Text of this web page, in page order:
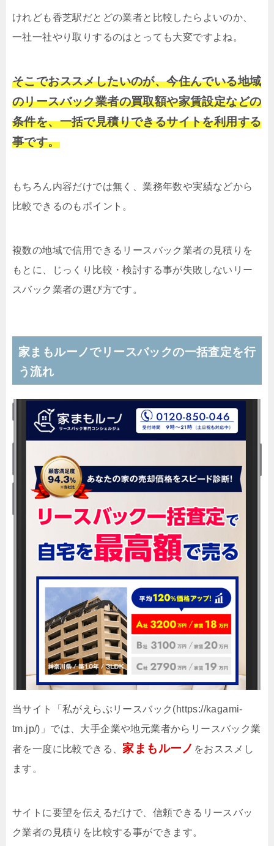
けれども香芝駅だとどの業者と比較したらよいのか、
一社一社やり取りするのはとっても大変ですよね。
そこでおススメしたいのが、今住んでいる地域
のリースバック業者の買取額や家賃設定などの
条件を、一括で見積りできるサイトを利用する
事です。
もちろん内容だけでは無く、業務年数や実績などから
比較できるのもポイント。
複数の地域で信用できるリースバック業者の見積りを
もとに、じっくり比較・検討する事が失敗しないリー
スバック業者の選び方です。
家まもルーノでリースバックの一括査定を行
う流れ
当サイト「私がえらぶリースバック(https://kagami-
tm.jp/)」では、大手企業や地元業者からリースバック業
者を一度に比較できる、家まもルーノ をおススメし
ます。
サイトに要望を伝えるだけで、信頼できるリースバッ
ク業者の見積りを比較する事ができます。